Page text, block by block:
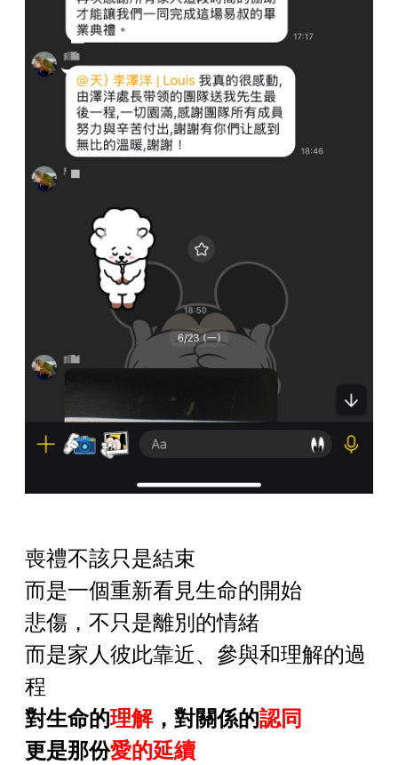
喪禮不該只是結束
而是一個重新看見生命的開始
悲傷，不只是離別的情緒
而是家人彼此靠近、參與和理解的過
程
對生命的理解，對關係的認同
更是那份愛的延續